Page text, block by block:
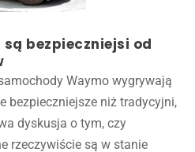
bezpieczniejsi od
Waymo wygrywają
bezpieczniejsze niż tradycyjni,
dyskusja o tym, czy
rzeczywiście są w stanie